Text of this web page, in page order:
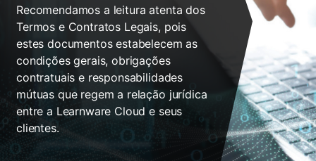
Recomendamos a leitura atenta dos
Termos e Contratos Legais, pois
estes documentos estabelecem as
condições gerais, obrigações
contratuais e responsabilidades
mútuas que regem a relação jurídica
entre a Learnware Cloud e seus
clientes.